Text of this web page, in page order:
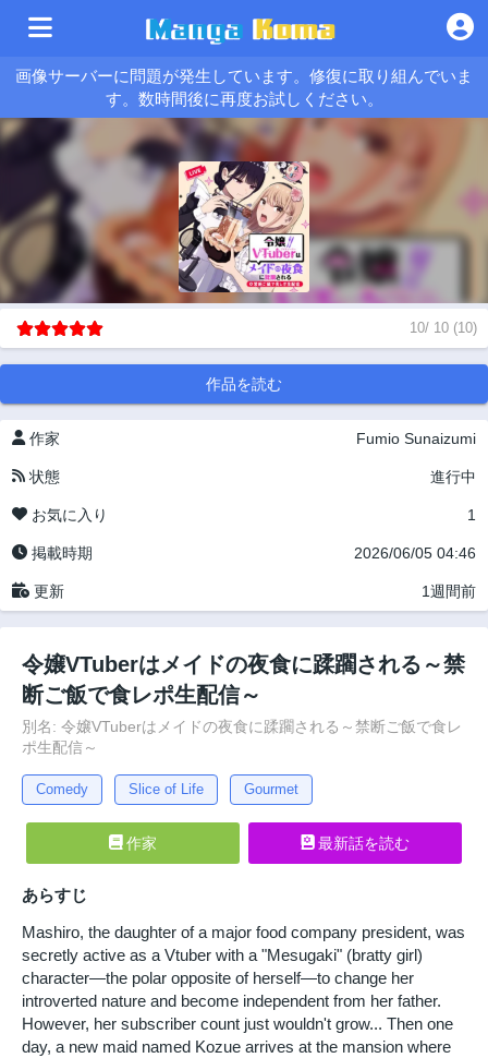
画像サーバーに問題が発生しています。修復に取り組んでいま
す。数時間後に再度お試しください。
10/ 10 (10)
作品を読む
作家 Fumio Sunaizumi
状態 進行中
お気に入り 1
掲載時期 2026/06/05 04:46
更新 1週間前
令嬢VTuberはメイドの夜食に蹂躙される～禁
断ご飯で食レポ生配信～
別名: 令嬢VTuberはメイドの夜食に蹂躙される～禁断ご飯で食レ
ポ生配信～
Comedy Slice of Life Gourmet
作家 最新話を読む
あらすじ
Mashiro, the daughter of a major food company president, was
secretly active as a Vtuber with a "Mesugaki" (bratty girl)
character—the polar opposite of herself—to change her
introverted nature and become independent from her father.
However, her subscriber count just wouldn't grow... Then one
day, a new maid named Kozue arrives at the mansion where